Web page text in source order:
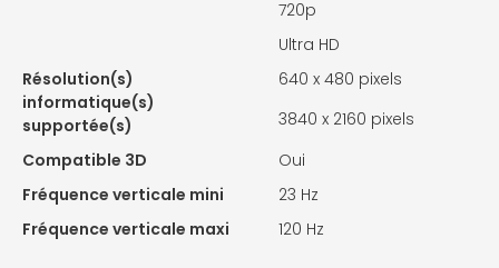
720p
Ultra HD
Résolution(s)
informatique(s)
supportée(s)
640 x 480 pixels
3840 x 2160 pixels
Compatible 3D
Oui
Fréquence verticale mini
23 Hz
Fréquence verticale maxi
120 Hz